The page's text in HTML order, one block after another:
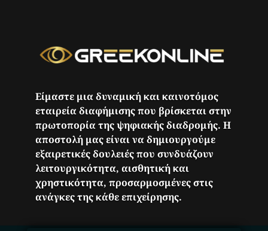
Είμαστε μια δυναμική και καινοτόμος
εταιρεία διαφήμισης που βρίσκεται στην
πρωτοπορία της ψηφιακής διαδρομής. Η
αποστολή μας είναι να δημιουργούμε
εξαιρετικές δουλειές που συνδυάζουν
λειτουργικότητα, αισθητική και
χρηστικότητα, προσαρμοσμένες στις
ανάγκες της κάθε επιχείρησης.